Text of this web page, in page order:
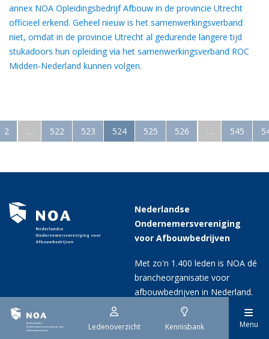
Ledenoverzicht Kennisbank Menu
annex NOA Opleidingsbedrijf Afbouw in de provincie Utrecht
officieel erkend. Geheel nieuw is het samenwerkingsverband
niet, omdat in de provincie Utrecht al gedurende langere tijd
stukadoors hun opleiding via het samenwerkingsverband ROC
Midden-Nederland kunnen volgen.
2 … 522 523 524 525 526 … 545
Nederlandse
Ondernemersvereniging
voor Afbouwbedrijven
Met zo'n 1.400 leden is NOA dé
brancheorganisatie voor
afbouwbedrijven in Nederland.